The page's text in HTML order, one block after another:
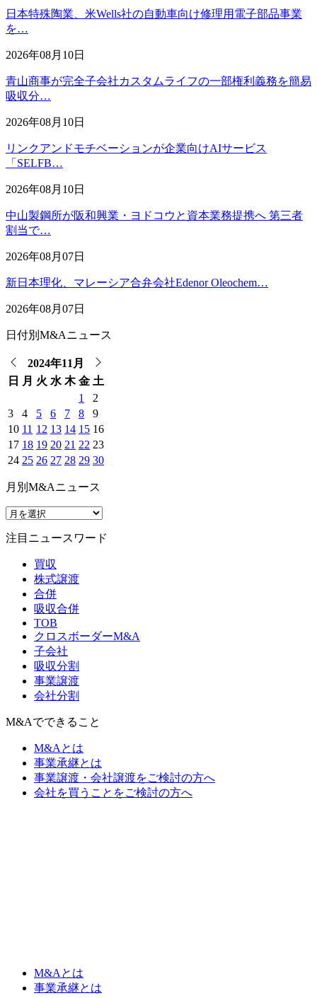
日本特殊陶業、米Wells社の自動車向け修理用電子部品事業
を…
2026年08月10日
青山商事が完全子会社カスタムライフの一部権利義務を簡易
吸収分…
2026年08月10日
リンクアンドモチベーションが企業向けAIサービス
「SELFB…
2026年08月10日
中山製鋼所が阪和興業・ヨドコウと資本業務提携へ 第三者
割当で…
2026年08月07日
新日本理化、マレーシア合弁会社Edenor Oleochem…
2026年08月07日
日付別M&Aニュース
2024年11月
日
月 火 水 木 金 土
1
2
3
4 5 6 7 8
9
10 11 12 13 14 15 16
17 18 19 20 21 22 23
24 25 26 27 28 29 30
月別M&Aニュース
注目ニュースワード
買収
株式譲渡
合併
吸収合併
TOB
クロスボーダーM&A
子会社
吸収分割
事業譲渡
会社分割
M&Aでできること
M&Aとは
事業承継とは
事業譲渡・会社譲渡をご検討の方へ
会社を買うことをご検討の方へ
M&Aとは
事業承継とは